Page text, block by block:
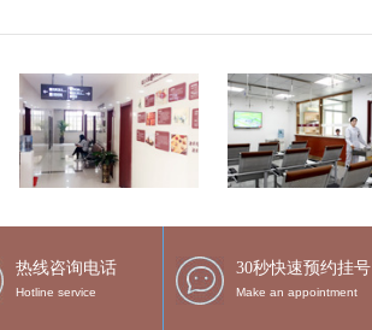
热线咨询电话
Hotline service
30秒快速预约挂号
Make an appointment